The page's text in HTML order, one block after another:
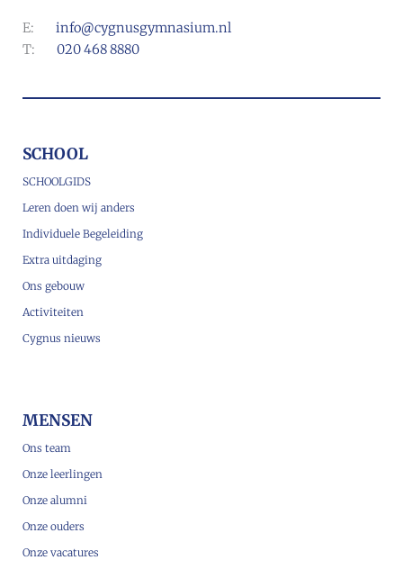
E: info@cygnusgymnasium.nl
T: 020 468 8880
SCHOOL
SCHOOLGIDS
Leren doen wij anders
Individuele Begeleiding
Extra uitdaging
Ons gebouw
Activiteiten
Cygnus nieuws
MENSEN
Ons team
Onze leerlingen
Onze alumni
Onze ouders
Onze vacatures